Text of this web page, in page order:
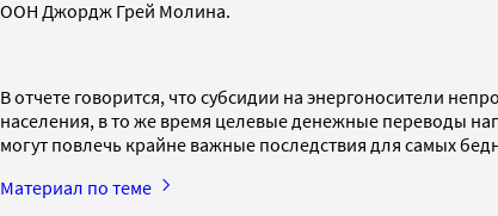
ООН Джордж Грей Молина.
В отчете говорится, что субсидии на энергоносители
населения, в то же время целевые денежные переводы
могут повлечь крайне важные последствия для самых
Материал по теме